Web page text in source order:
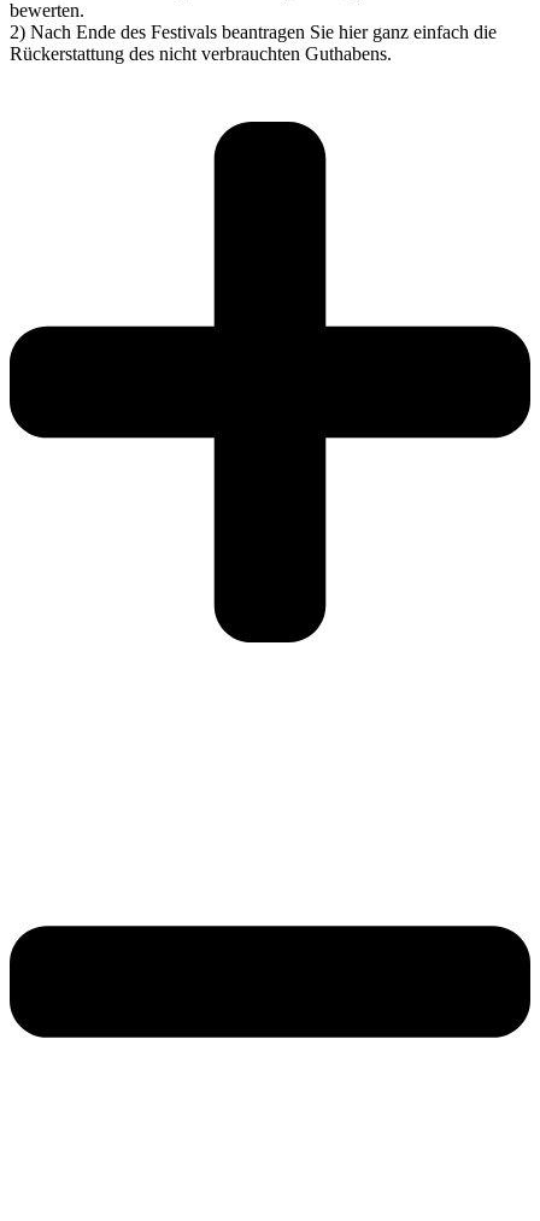
bewerten.
2) Nach Ende des Festivals beantragen Sie hier ganz einfach die
Rückerstattung des nicht verbrauchten Guthabens.